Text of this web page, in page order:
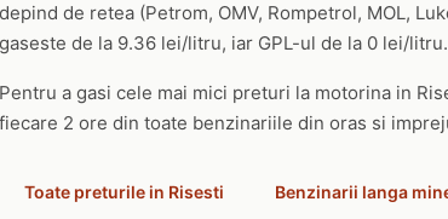
depind de retea (Petrom, OMV, Rompetrol, MOL,
gaseste de la 9.36 lei/litru, iar GPL-ul de la 0 lei/litru.
Pentru a gasi cele mai mici preturi la motorina in
fiecare 2 ore din toate benzinariile din oras si
Toate preturile in Risesti Benzinarii langa